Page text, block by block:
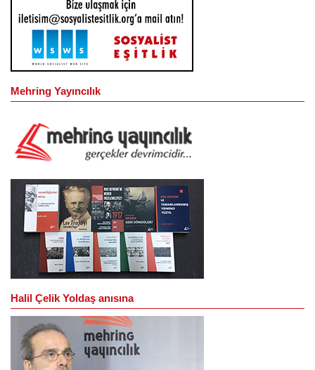
Mehring Yayıncılık
Halil Çelik Yoldaş anısına